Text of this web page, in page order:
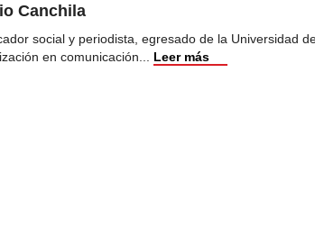
Canchila
social y periodista, egresado de la Universidad
en comunicación... Leer más